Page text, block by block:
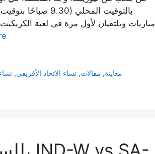
بالتوقيت
مباريات ويلتقيان لأول مرة في لعبة
معاينة, مقالات, نساء الاتحاد الأفريقي,